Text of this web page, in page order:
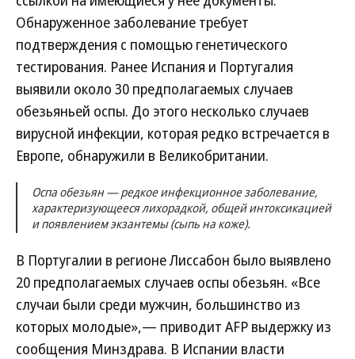
Обнаруженное заболевание требует
подтверждения с помощью генетического
тестирования. Ранее Испания и Португалия
выявили около 30 предполагаемых случаев
обезьяньей оспы. До этого несколько случаев
вирусной инфекции, которая редко встречается в
Европе, обнаружили в Великобритании.
Оспа обезьян — редкое инфекционное заболевание,
характеризующееся лихорадкой, общей интоксикацией
и появлением экзантемы (сыпь на коже).
В Португалии в регионе Лиссабон было выявлено
20 предполагаемых случаев оспы обезьян. «Все
случаи были среди мужчин, большинство из
которых молодые»,— приводит AFP выдержку из
сообщения Минздрава. В Испании власти